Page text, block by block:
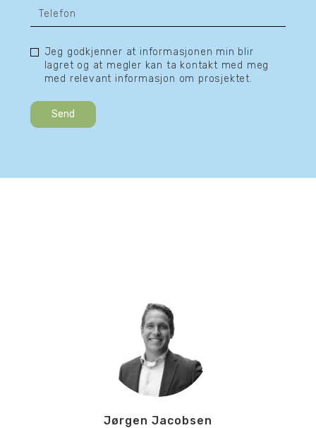
Jeg godkjenner at informasjonen min blir
lagret og at megler kan ta kontakt med meg
med relevant informasjon om prosjektet.
Jørgen Jacobsen